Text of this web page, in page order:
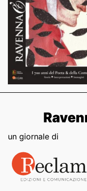
un giornale di